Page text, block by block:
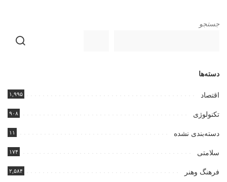
جستجو
دسته‌ها
اقتصاد ۱,۹۹۵
تکنولوژی ۹۰۸
دسته‌بندی نشده ۱۱
سلامتی ۱۷۴
فرهنگ وهنر ۲,۵۸۴